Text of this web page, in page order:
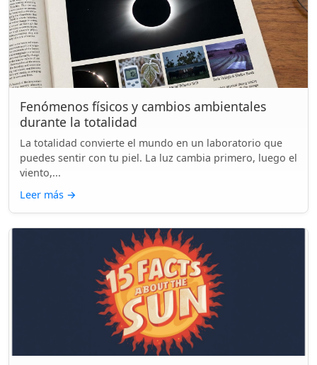
Fenómenos físicos y cambios ambientales
durante la totalidad
La totalidad convierte el mundo en un laboratorio que
puedes sentir con tu piel. La luz cambia primero, luego el
viento,...
Leer más →